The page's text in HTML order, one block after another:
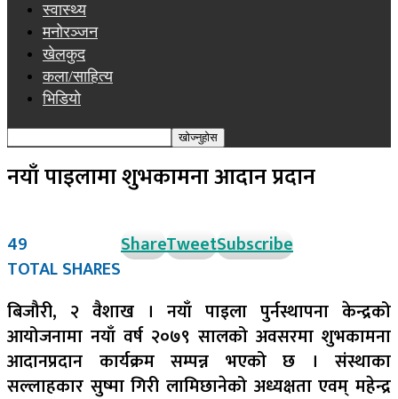
स्वास्थ्य
मनोरञ्जन
खेलकुद
कला/साहित्य
भिडियो
नयाँ पाइलामा शुभकामना आदान प्रदान
49
TOTAL SHARES
ShareTweetSubscribe
बिजौरी, २ वैशाख । नयाँ पाइला पुर्नस्थापना केन्द्रको
आयोजनामा नयाँ वर्ष २०७९ सालको अवसरमा शुभकामना
आदानप्रदान कार्यक्रम सम्पन्न भएको छ । संस्थाका
सल्लाहकार सुष्मा गिरी लामिछानेको अध्यक्षता एवम् महेन्द्र